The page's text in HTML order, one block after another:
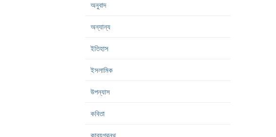
অনুবাদ
অন্যান্য
ইতিহাস
ইসলামিক
উপন্যাস
কবিতা
কাব্যগ্রন্থ